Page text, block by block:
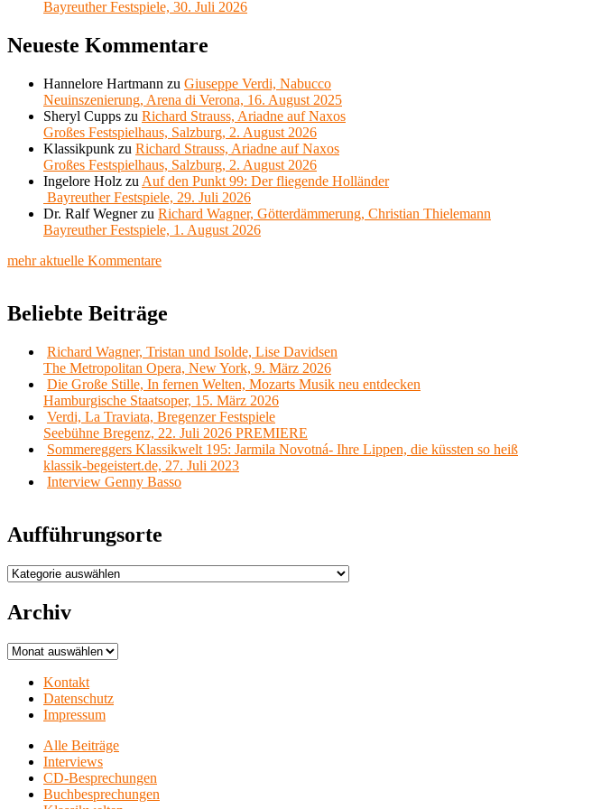
Bayreuther Festspiele, 30. Juli 2026
Neueste Kommentare
Hannelore Hartmann zu Giuseppe Verdi, Nabucco
Neuinszenierung, Arena di Verona, 16. August 2025
Sheryl Cupps zu Richard Strauss, Ariadne auf Naxos
Großes Festspielhaus, Salzburg, 2. August 2026
Klassikpunk zu Richard Strauss, Ariadne auf Naxos
Großes Festspielhaus, Salzburg, 2. August 2026
Ingelore Holz zu Auf den Punkt 99: Der fliegende Holländer
Bayreuther Festspiele, 29. Juli 2026
Dr. Ralf Wegnerzu Richard Wagner, Götterdämmerung, Christian Thielemann
Bayreuther Festspiele, 1. August 2026
mehr aktuelle Kommentare
Beliebte Beiträge
Richard Wagner, Tristan und Isolde, Lise Davidsen
The Metropolitan Opera, New York, 9. März 2026
Die Große Stille, In fernen Welten, Mozarts Musik neu entdecken
Hamburgische Staatsoper, 15. März 2026
Verdi, La Traviata, Bregenzer Festspiele
Seebühne Bregenz, 22. Juli 2026 PREMIERE
Sommereggers Klassikwelt 195: Jarmila Novotná- Ihre Lippen, die küssten so heiß
klassik-begeistert.de, 27. Juli 2023
Interview Genny Basso
Aufführungsorte
Aufführungsorte
Archiv
Archiv
Kontakt
Datenschutz
Impressum
Alle Beiträge
Interviews
CD-Besprechungen
Buchbesprechungen